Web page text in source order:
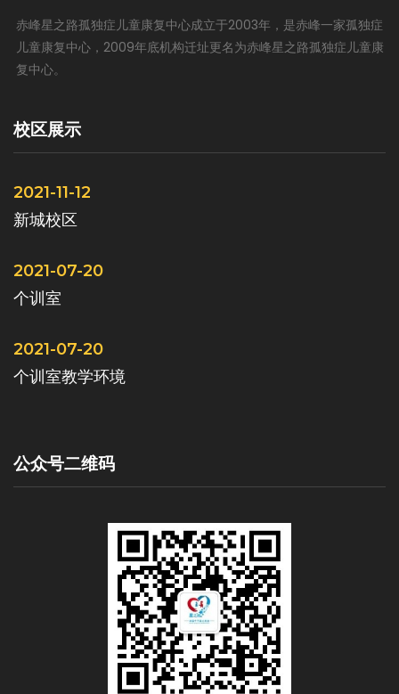
赤峰星之路孤独症儿童康复中心成立于2003年，是赤峰一家孤独症
儿童康复中心，2009年底机构迁址更名为赤峰星之路孤独症儿童康
复中心。
校区展示
2021-11-12
新城校区
2021-07-20
个训室
2021-07-20
个训室教学环境
公众号二维码